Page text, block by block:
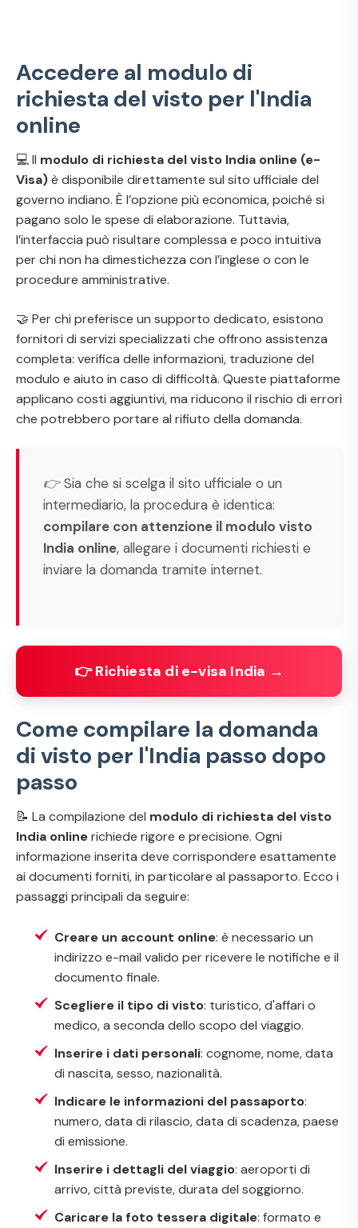
Accedere al modulo di
richiesta del visto per l'India
online
💻 Il modulo di richiesta del visto India online (e-
Visa)è disponibile direttamente sul sito ufficiale del
governo indiano. È l’opzione più economica, poiché si
pagano solo le spese di elaborazione. Tuttavia,
l’interfaccia può risultare complessa e poco intuitiva
per chi non ha dimestichezza con l’inglese o con le
procedure amministrative.
🤝 Per chi preferisce un supporto dedicato, esistono
fornitori di servizi specializzati che offrono assistenza
completa: verifica delle informazioni, traduzione del
modulo e aiuto in caso di difficoltà. Queste piattaforme
applicano costi aggiuntivi, ma riducono il rischio di errori
che potrebbero portare al rifiuto della domanda.
👉 Sia che si scelga il sito ufficiale o un
intermediario, la procedura è identica:
compilare con attenzione il modulo visto
India online, allegare i documenti richiesti e
inviare la domanda tramite internet.
👉 Richiesta di e-visa India →
Come compilare la domanda
di visto per l'India passo dopo
passo
📝 La compilazione del modulo di richiesta del visto
India onlinerichiede rigore e precisione. Ogni
informazione inserita deve corrispondere esattamente
ai documenti forniti, in particolare al passaporto. Ecco i
passaggi principali da seguire:
Creare un account online: è necessario un
indirizzo e-mail valido per ricevere le notifiche e il
documento finale.
Scegliere il tipo di visto: turistico, d'affari o
medico, a seconda dello scopo del viaggio.
Inserire i dati personali: cognome, nome, data
di nascita, sesso, nazionalità.
Indicare le informazioni del passaporto:
numero, data di rilascio, data di scadenza, paese
di emissione.
Inserire i dettagli del viaggio: aeroporti di
arrivo, città previste, durata del soggiorno.
Caricare la foto tessera digitale: formato e